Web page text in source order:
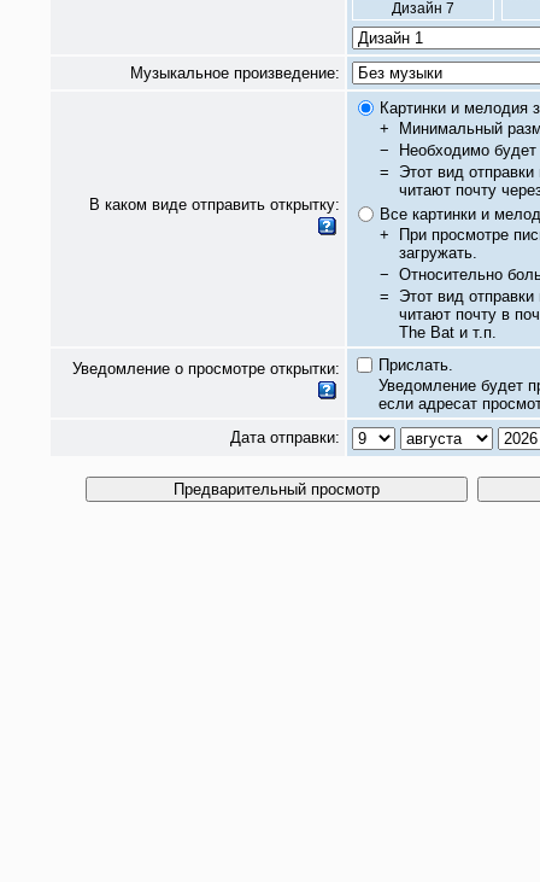
Дизайн 7
Музыкальное произведение:
В каком виде отправить открытку:
Картинки и мелодия
+
Минимальный
−
Необходимо будет
= Этот вид
читают почту
Все картинки и
+
При просмотре
загружать.
− Относительно
= Этот вид
читают почту в
The Bat и т.п.
Уведомление о просмотре открытки:
Прислать.
Уведомление будет
если адресат
Дата отправки: